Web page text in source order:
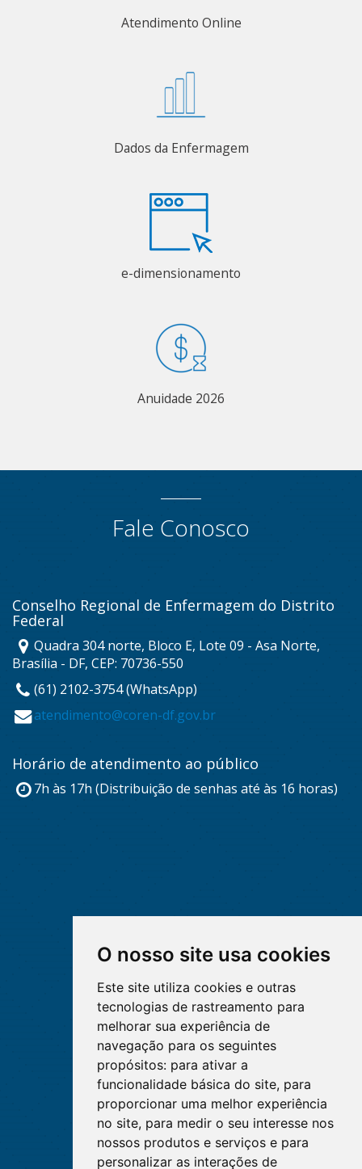
O nosso site usa cookies
Este site utiliza cookies e outras
tecnologias de rastreamento para
melhorar sua experiência de
navegação para os seguintes
propósitos: para ativar a
funcionalidade básica do site, para
proporcionar uma melhor experiência
no site, para medir o seu interesse nos
nossos produtos e serviços e para
personalizar as interações de
Atendimento Online
Dados da Enfermagem
e-dimensionamento
Anuidade 2026
Fale Conosco
Conselho Regional de Enfermagem do Distrito
Federal
Quadra 304 norte, Bloco E, Lote 09 - Asa Norte,
Brasília - DF, CEP: 70736-550
(61) 2102-3754 (WhatsApp)
atendimento@coren-df.gov.br
Horário de atendimento ao público
7h às 17h (Distribuição de senhas até às 16 horas)